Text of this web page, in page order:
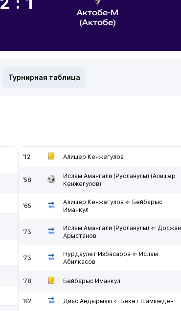
Актобе-М
(Актобе)
Турнирная таблица
'12 Алишер Кенжегулов
'58
Ислам Амангали (Русланулы) (Алишер
Кенжегулов)
'65
Алишер Кенжегулов ⇐ Бейбарыс
Иманкул
'73
Ислам Амангали (Русланулы) ⇐ Досжан
Арыстанов
'73
Нурдаулет Избасаров ⇐ Ислам
Абилкасов
'78 Бейбарыс Иманкул
'82 Диас Андырмаш ⇐ Бекет Шамшеден